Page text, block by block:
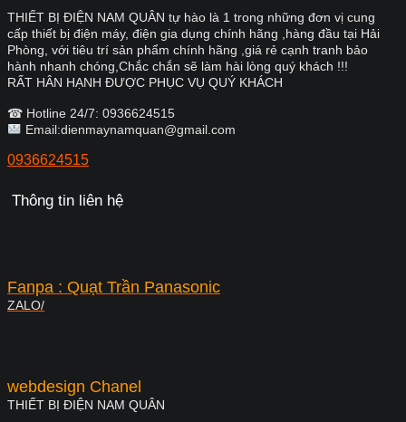
THIẾT BỊ ĐIỆN NAM QUÂN tự hào là 1 trong những đơn vị cung
cấp thiết bị điện máy, điện gia dụng chính hãng ,hàng đầu tại Hải
Phòng, với tiêu trí sản phẩm chính hãng ,giá rẻ cạnh tranh bảo
hành nhanh chóng,Chắc chắn sẽ làm hài lòng quý khách !!!
RẤT HÂN HẠNH ĐƯỢC PHỤC VỤ QUÝ KHÁCH
☎ Hotline 24/7: 0936624515
Email:dienmaynamquan@gmail.com
0936624515
Thông tin liên hệ
Fanpa : Quạt Trần Panasonic
ZALO/
webdesign Chanel
THIẾT BỊ ĐIỆN NAM QUÂN